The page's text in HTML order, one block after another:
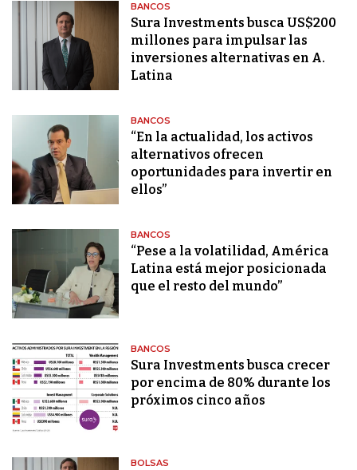
BANCOS
Sura Investments busca US$200
millones para impulsar las
inversiones alternativas en A.
Latina
BANCOS
“En la actualidad, los activos
alternativos ofrecen
oportunidades para invertir en
ellos”
BANCOS
“Pese a la volatilidad, América
Latina está mejor posicionada
que el resto del mundo”
BANCOS
Sura Investments busca crecer
por encima de 80% durante los
próximos cinco años
BOLSAS